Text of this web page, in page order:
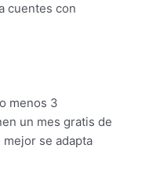
cuentes con
menos 3
un mes gratis de
se adapta